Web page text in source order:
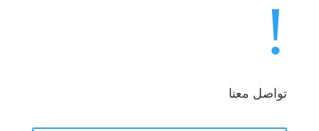
!
تواصل معنا